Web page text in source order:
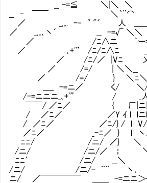
__ -=≦ ＼|＼ ＼ ＜__○Oo
__ ‐ ￣￣ ＼｀¨⌒
／ _,,.. -‐ '' "´ 人 _＿
／ _,,.､丶´ __ -=√ ＼＼ ＼
／ /ﾆ∧ニ ｀ー=彡 ＼ﾆ＼
／ ､+'” /ﾆ/ﾆ∧ﾆ ＿ ＼ﾆ＼
／ /ﾆ/／ |Vﾆ 乂ﾆ>‐､＿＿
／ /=/ | ＼＼__ ／ヽニ
／ /=/ } ＼ﾆ＼/ /＼
＿_ -=ニ／ く/ ＼/
/-=ニニニ_､+'” / _人
￣￣/ ／ﾆ／ { 厂|ニ|ゝ
/ ／ﾆ／ ／Y ｲ l lニl ＼
/ ／ﾆ／ ／ﾆ/} / l
／ﾆ／ _-ﾆ／ } l 丶∧ |
ﾆﾆ/ /ニ/ ／} ＼ ＼
/ニ/ /ニ/／ ； ＼__＼
ﾆﾆ′ /ニ/ __＼ ￣
/ニ/ /ニ/- ¨¨ 丶､ _ -
ニ/ ／￣￣￣￣￣ ＿＿ -